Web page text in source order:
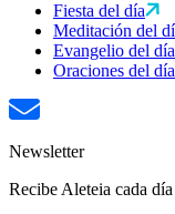
Fiesta del día
Meditación del
Evangelio del día
Oraciones del día
Newsletter
Recibe Aleteia cada